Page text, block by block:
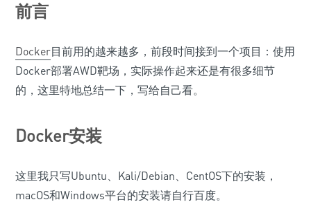
前言
Docker目前用的越来越多，前段时间接到一个项目：使用
Docker部署AWD靶场，实际操作起来还是有很多细节
的，这里特地总结一下，写给自己看。
Docker安装
这里我只写Ubuntu、Kali/Debian、CentOS下的安装，
macOS和Windows平台的安装请自行百度。